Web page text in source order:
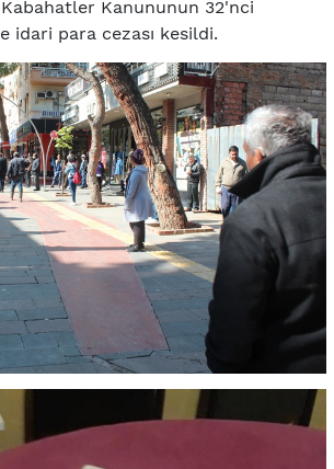
Kabahatler Kanununun 32'nci
idari para cezası kesildi.